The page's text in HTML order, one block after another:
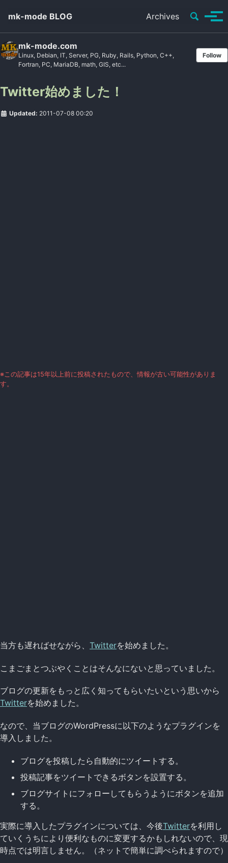
mk-mode BLOG Archives Toggle
mk-mode.com
Linux, Debian, IT, Server, PG, Ruby, Rails, Python, C++,
Fortran, PC, MariaDB, math, GIS, etc...
Follow
Twitter始めました！
Updated: 2011-07-08 00:20
※この記事は15年以上前に投稿されたもので、情報が古い可能性がありま
す。
当方も遅ればせながら、 Twitterを始めました。
こまごまとつぶやくことはそんなにないと思っていました。
ブログの更新をもっと広く知ってもらいたいという思いから
Twitterを始めました。
なので、当ブログのWordPressに以下のようなプラグインを
導入しました。
ブログを投稿したら自動的にツイートする。
投稿記事をツイートできるボタンを設置する。
ブログサイトにフォローしてもらうようにボタンを追加
する。
実際に導入したプラグインについては、今後Twitterを利用し
ていくうちにより便利なものに変更するかもしれないので、現
時点では明言しません。（ネットで簡単に調べられますので）